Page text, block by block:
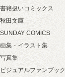
書籍扱いコミックス
秋田文庫
SUNDAY COMICS
画集・イラスト集
写真集
ビジュアルファンブック